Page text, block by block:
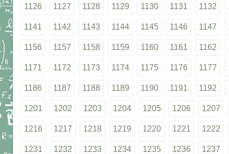
1126 1127 1128 1129 1130 1131 1132
1141 1142 1143 1144 1145 1146 1147
1156 1157 1158 1159 1160 1161 1162
1171 1172 1173 1174 1175 1176 1177
1186 1187 1188 1189 1190 1191 1192
1201 1202 1203 1204 1205 1206 1207
1216 1217 1218 1219 1220 1221 1222
1231 1232 1233 1234 1235 1236 1237